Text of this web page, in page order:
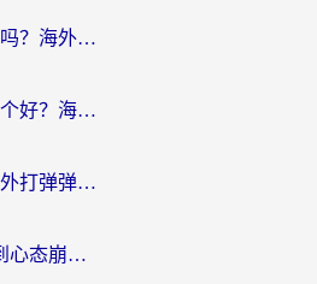
在国外也能玩穿越火线吗？海外玩家国服游戏畅玩终极指南
美国率土之滨加速器哪个好？海外党国服游戏畅玩终极指南（附多游戏解决方案）
海外党必看：怎么在国外打弹弹堂不卡？番茄加速器亲测指南
英国崩坏学园2延迟高到心态崩？海外党国服游戏加速终极指南